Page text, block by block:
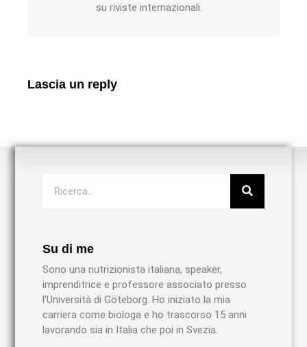
su riviste internazionali.
Lascia un reply
Su di me
Sono una nutrizionista italiana, speaker,
imprenditrice e professore associato presso
l’Università di Göteborg. Ho iniziato la mia
carriera come biologa e ho trascorso 15 anni
lavorando sia in Italia che poi in Svezia.